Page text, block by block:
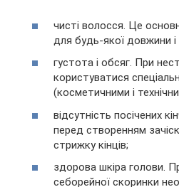
чисті волосся. Це
для будь-якої довжини і
густота і обсяг. При
користуватися
(косметичними і
відсутність посічених
перед створенням
стрижку кінців;
здорова шкіра голови.
себорейної скоринки